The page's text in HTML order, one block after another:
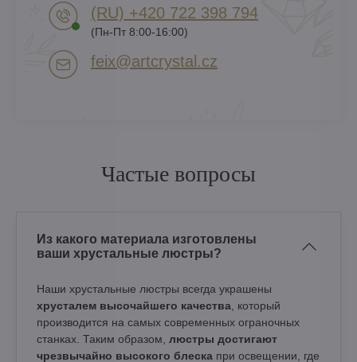
(RU) +420 722 398 794​
(Пн-Пт 8:00-16:00)
feix​@artcrystal​.cz
Частые вопросы
Из какого материала изготовлены
ваши хрустальные люстры?
Наши хрустальные люстры всегда украшены
хрусталем высочайшего качества , который
производится на самых современных ограночных
станках. Таким образом, люстры достигают
чрезвычайно высокого блеска при освещении, где